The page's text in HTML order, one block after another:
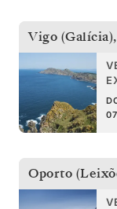
Vigo (Galícia),
Oporto